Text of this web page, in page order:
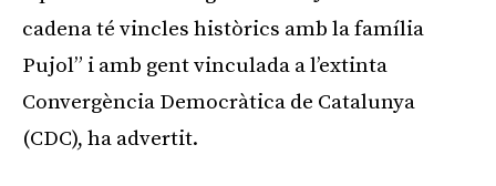
cadena té vincles històrics amb la família
Pujol” i amb gent vinculada a l’extinta
Convergència Democràtica de Catalunya
(CDC), ha advertit.